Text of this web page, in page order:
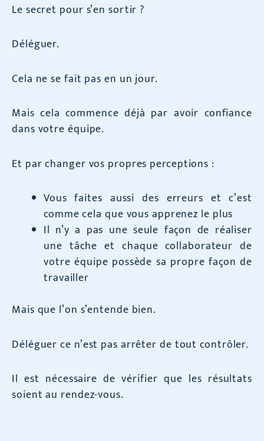
Le secret pour s’en sortir ?
Déléguer.
Cela ne se fait pas en un jour.
Mais cela commence déjà par avoir confiance
dans votre équipe.
Et par changer vos propres perceptions :
Vous faites aussi des erreurs et c’est
comme cela que vous apprenez le plus
Il n’y a pas une seule façon de réaliser
une tâche et chaque collaborateur de
votre équipe possède sa propre façon de
travailler
Mais que l’on s’entende bien.
Déléguer ce n’est pas arrêter de tout contrôler.
Il est nécessaire de vérifier que les résultats
soient au rendez-vous.